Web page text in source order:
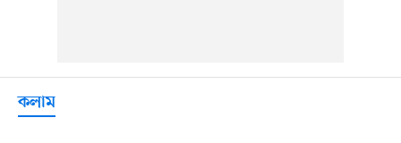
কলাম